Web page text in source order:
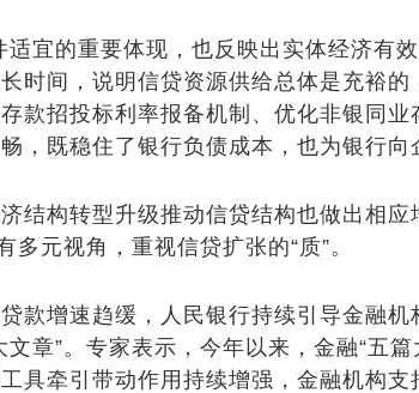
的重要体现，也反映出实体经济有效
时间，说明信贷资源供给总体是充裕
款招投标利率报备机制、优化非银同
，既稳住了银行负债成本，也为银行向
构转型升级推动信贷结构也做出相应
元视角，重视信贷扩张的“质”。
增速趋缓，人民银行持续引导金融机
章”。专家表示，今年以来，金融“五篇
具牵引带动作用持续增强，金融机构